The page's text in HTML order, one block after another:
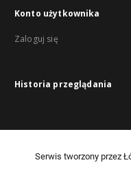
Konto użytkownika
Zaloguj się
Historia przeglądania
Serwis tworzony przez